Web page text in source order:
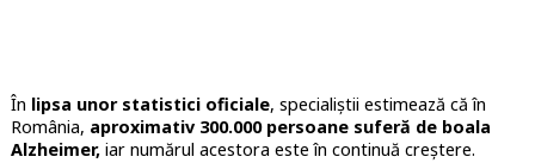
În lipsa unor statistici oficiale, specialiștii estimează că în
România, aproximativ 300.000 persoane suferă de boala
Alzheimer,iar numărul acestora este în continuă creștere.